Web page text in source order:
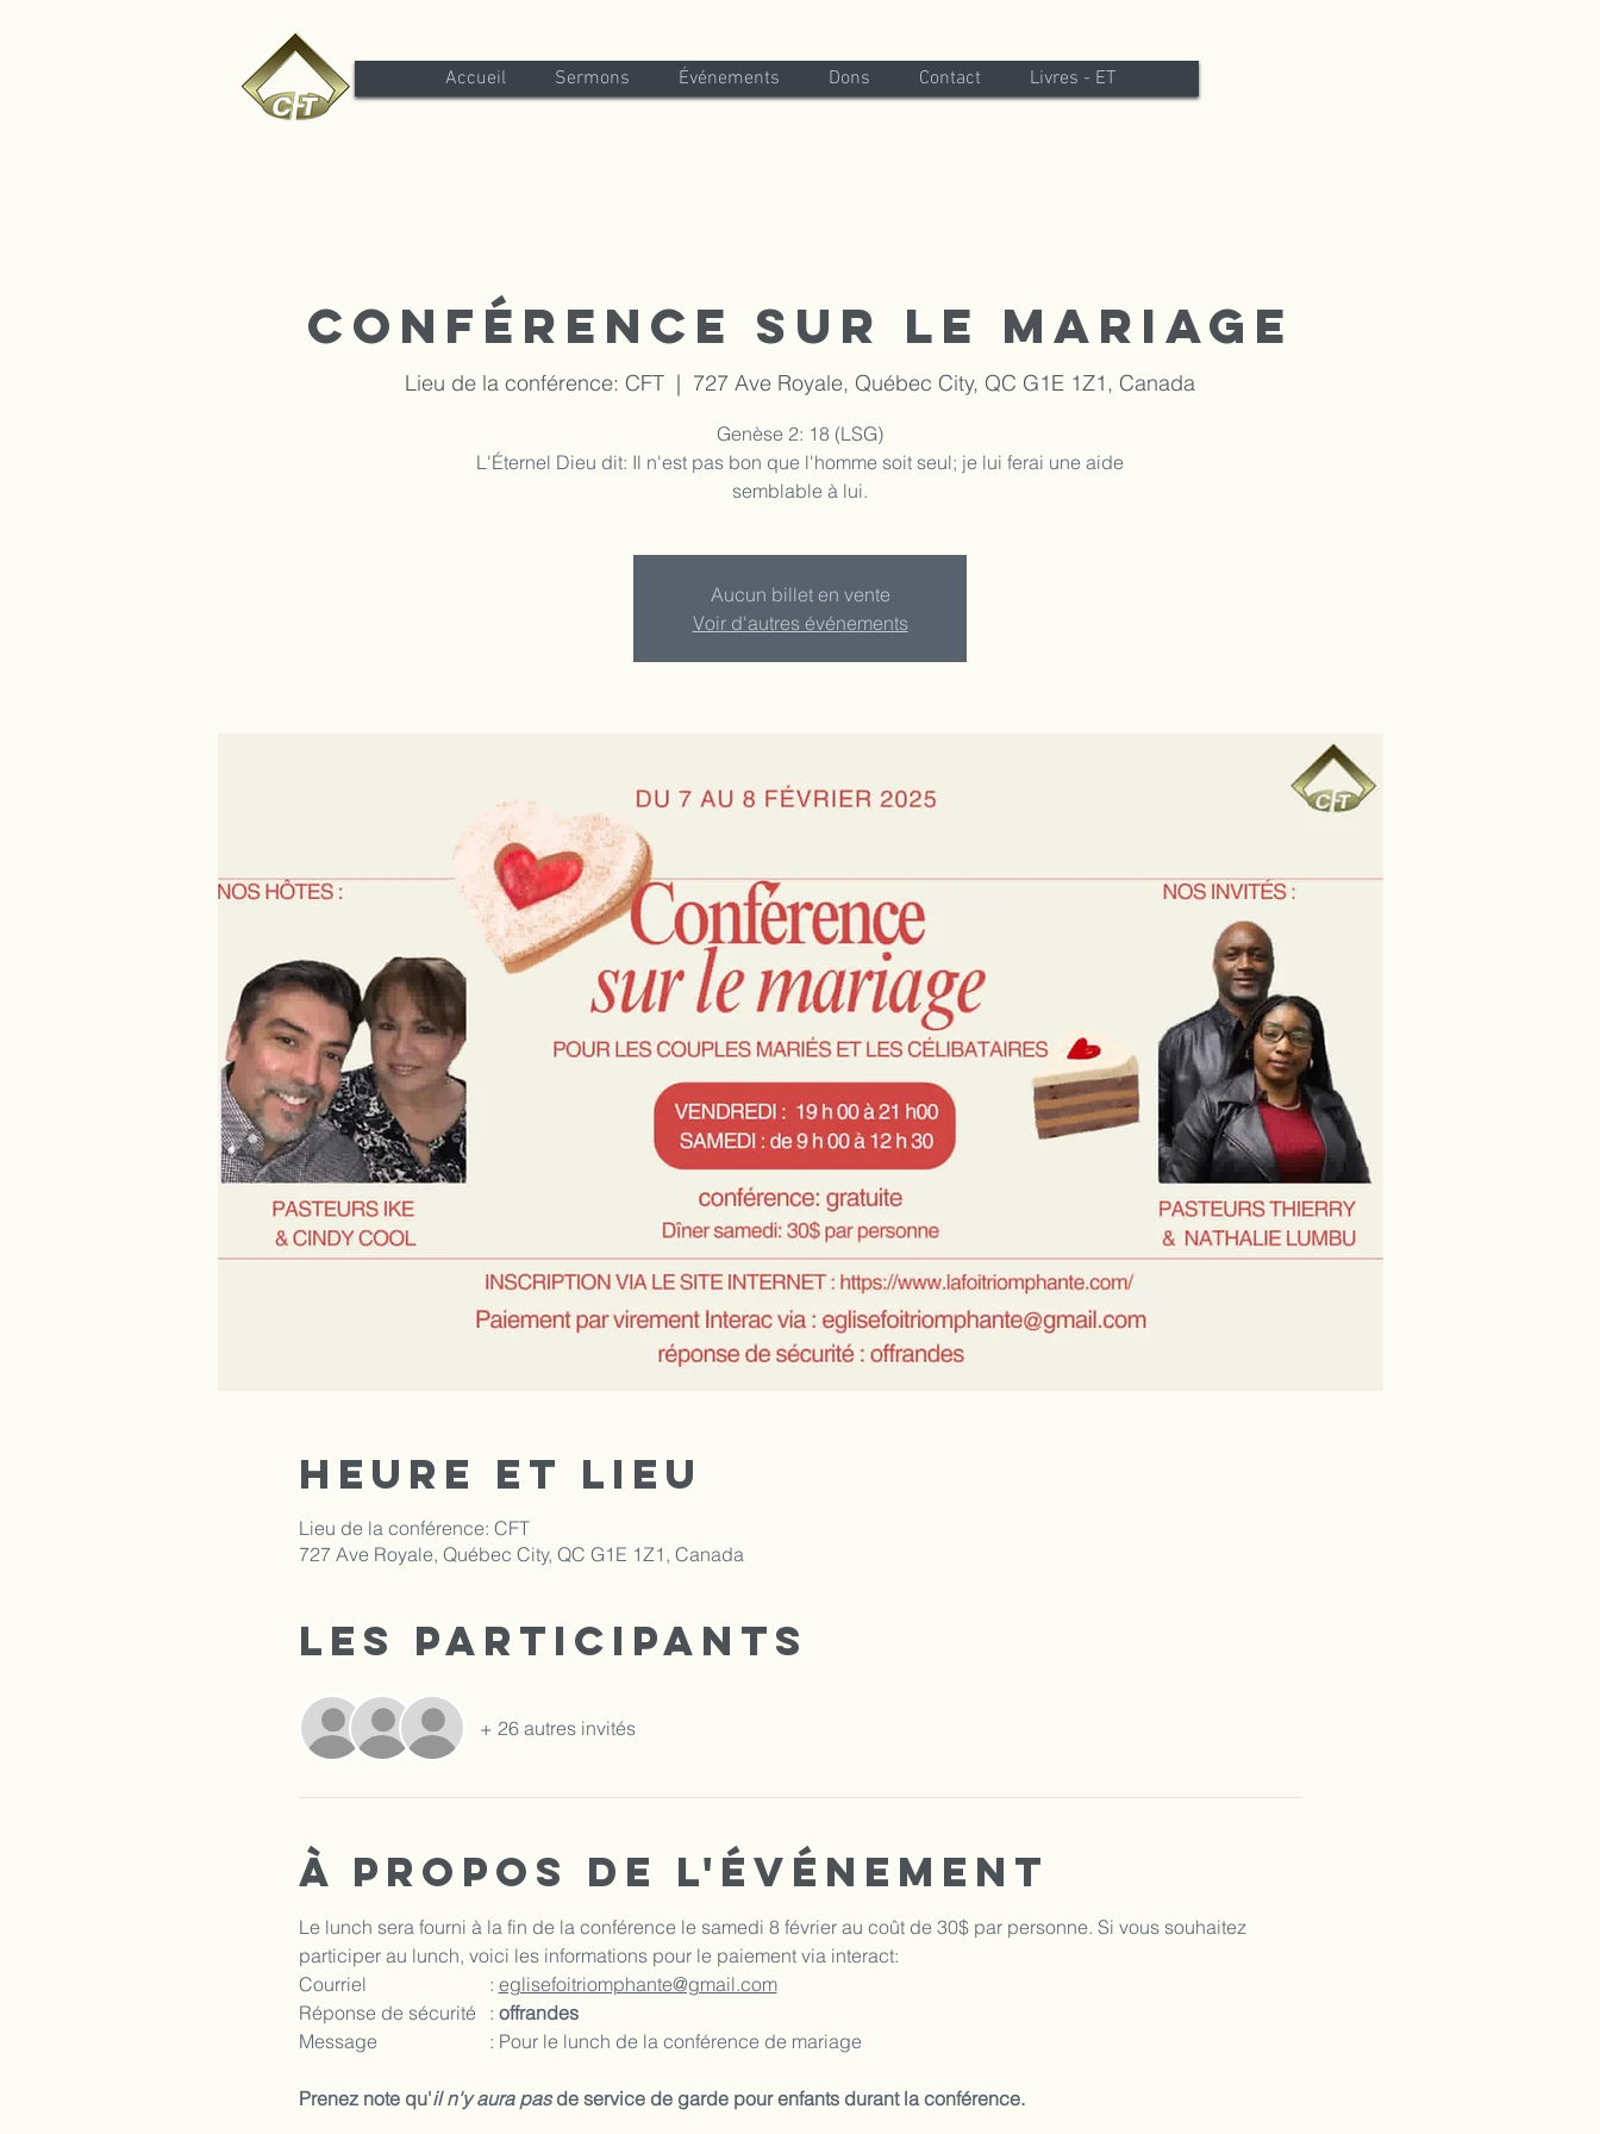
Accueil Sermons Événements Dons Contact Livres - ET
Conférence sur le mariage
Lieu de la conférence: CFT
  |
727 Ave Royale, Québec City, QC G1E 1Z1, Canada
Genèse 2: 18 (LSG)
L'Éternel Dieu dit: Il n'est pas bon que l'homme soit seul; je lui ferai une aide
semblable à lui.
Aucun billet en vente
Voir d'autres événements
Heure et lieu
Lieu de la conférence: CFT
727 Ave Royale, Québec City, QC G1E 1Z1, Canada
Les participants
+ 26 autres invités
À propos de l'événement
Le lunch sera fourni à la fin de la conférence le samedi 8 février au coût de 30$ par personne. Si vous souhaitez
participer au lunch, voici les informations pour le paiement via interact:
Courriel			: eglisefoitriomphante@gmail.com
Réponse de sécurité	: offrandes
Message			: Pour le lunch de la conférence de mariage
Prenez note qu'il n'y aura pas de service de garde pour enfants durant la conférence.